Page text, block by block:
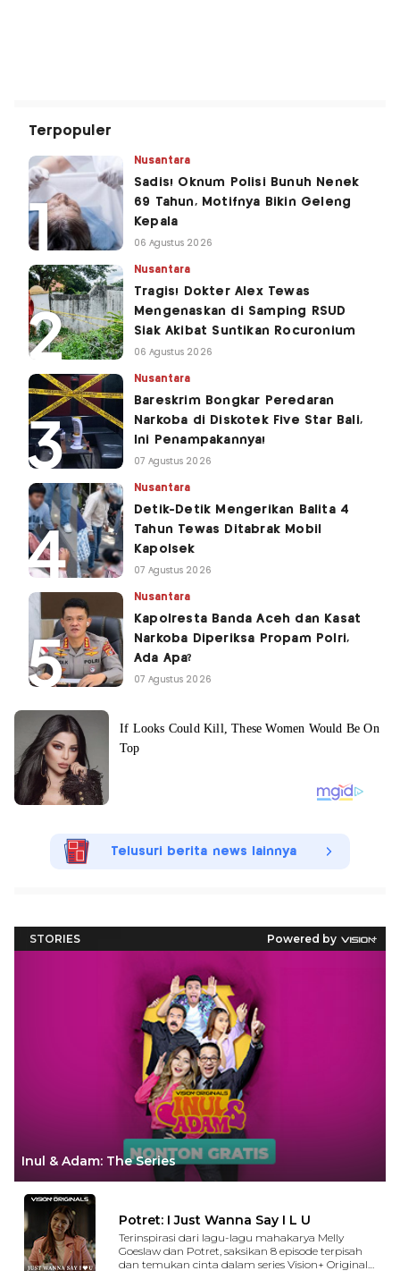
Terpopuler
Nusantara
Sadis! Oknum Polisi Bunuh Nenek
69 Tahun, Motifnya Bikin Geleng
Kepala
06 Agustus 2026
Nusantara
Tragis! Dokter Alex Tewas
Mengenaskan di Samping RSUD
Siak Akibat Suntikan Rocuronium
06 Agustus 2026
Nusantara
Bareskrim Bongkar Peredaran
Narkoba di Diskotek Five Star Bali,
Ini Penampakannya!
07 Agustus 2026
Nusantara
Detik-Detik Mengerikan Balita 4
Tahun Tewas Ditabrak Mobil
Kapolsek
07 Agustus 2026
Nusantara
Kapolresta Banda Aceh dan Kasat
Narkoba Diperiksa Propam Polri,
Ada Apa?
07 Agustus 2026
Telusuri berita news lainnya